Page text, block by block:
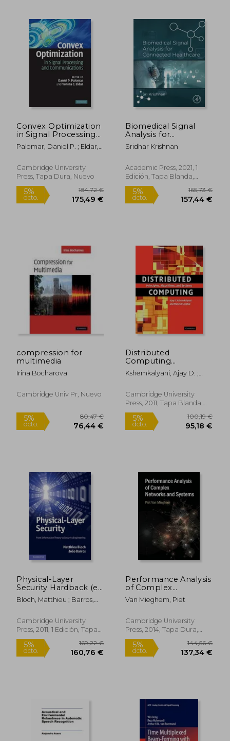
5%
dcto.
Convex Optimization
in Signal Processing
and Communications
(en Inglés)
Palomar, Daniel P. ; Eldar,
Cambridge University
Press, Tapa Dura, Nuevo
5% 184,72 €
Biomedical Signal
Analysis for
Connected
Healthcare (en
Sridhar Krishnan
Academic Press, 2021, 1
Edición, Tapa Blanda,
Nuevo
5%
compression for
multimedia
Irina Bocharova
Cambridge Univ Pr, Nuevo
5% 80,47 €
Distributed
Computing
Paperback (en
Inglés)
Kshemkalyani, Ajay D. ;
Cambridge University
Press, 2011, Tapa Blanda,
Nuevo
5%
dcto.
Physical-Layer
Security Hardback (en
Inglés)
Bloch, Matthieu ; Barros,
Cambridge University
Press, 2011, 1 Edición, Tapa
Dura, Nuevo
Performance Analysis
of Complex
Networks and
Systems (en Inglés)
Van Mieghem, Piet
Cambridge University
Press, 2014, Tapa Dura,
Nuevo